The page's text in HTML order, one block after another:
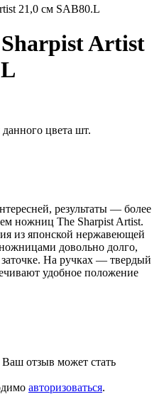
21,0 см SAB80.L
Artist
цвета шт.
результаты — более
ножниц The Sharpist Artist.
из японской нержавеющей
ножницами довольно долго,
заточке. На ручках — твердый
удобное положение
отзыв может стать
авторизоваться.